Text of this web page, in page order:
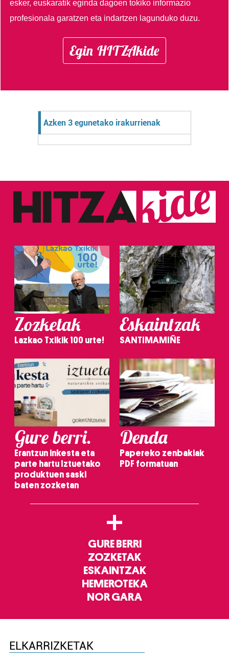
esker, euskaratik eginda dagoen tokiko informazio
profesionala garatzen eta indartzen lagunduko duzu.
Egin HITZAkide
Azken 3 egunetako irakurrienak
Zozketak
Lazkao Txikik 100 urte!
Eskaintzak
SANTIMAMIÑE
Gure berri.
Erantzun inkesta eta
parte hartu Iztuetako
produktuen saski
baten zozketan
Denda
Papereko zenbakiak
PDF formatuan
+
GURE BERRI
ZOZKETAK
ESKAINTZAK
HEMEROTEKA
NOR GARA
ELKARRIZKETAK